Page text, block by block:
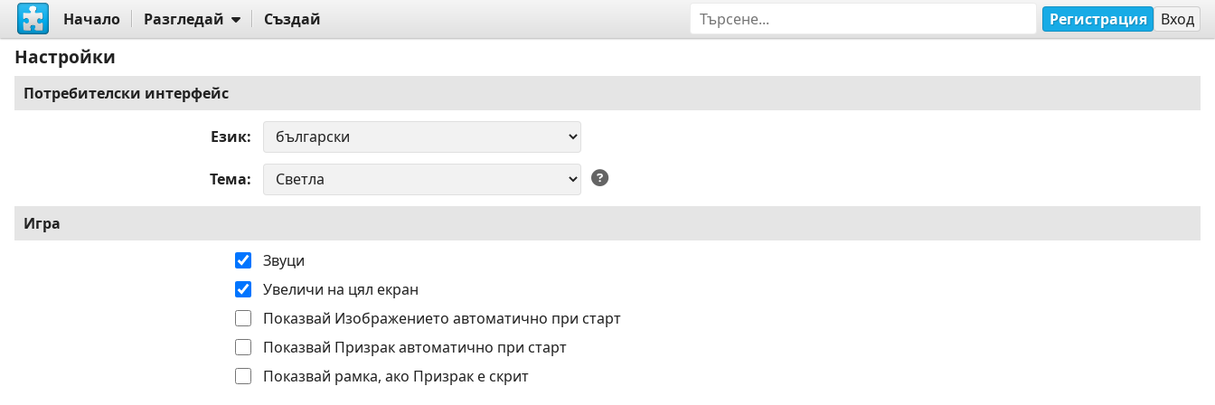
Начало Разгледай Създай Регистрация Вход
Настройки
Потребителски интерфейс
Език
Тема
Игра
Звуци
Увеличи на цял екран
Показвай Изображението автоматично при старт
Показвай Призрак автоматично при старт
Показвай рамка, ако Призрак е скрит